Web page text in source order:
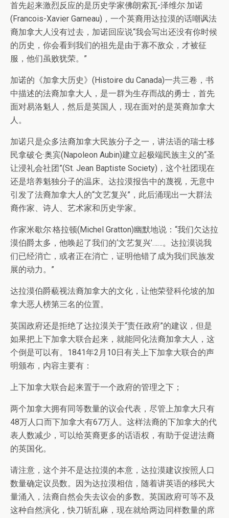
首先起来激烈反应的是历史学家佛朗索瓦-泽维尔·加诺
(Francois-Xavier Garneau)，一个英裔用达拉漠的话嘲讽法
裔加拿大人没有过去，加诺回应说“我会写出还没有你时候
的历史，你会看到我们的祖先是由于寡不敌众，才被征
服，他们虽败犹荣。”
加诺的《加拿大历史》(Histoire du Canada)一共三卷，书
中描述的法裔加拿大人，是一群为生存而战的勇士，首先
面对易洛魁人，然后是英国人，现在面对的是英裔加拿大
人。
加诺只是众多法裔加拿大民族分子之一，讲法语的瑞士移
民拿破仑·奥宾(Napoleon Aubin)建立起极端民族主义的“圣
让浸礼会社团”(St. Jean Baptiste Society)，这个社团现在
还是培养魁独分子的温床。达拉漠报告中的蔑视，无意中
引发了法裔加拿大人的“文艺复兴”，此后涌现出一大群法
裔作家、诗人、艺术家和历史学家。
作家米歇尔·格拉顿(Michel Gratton)幽默地说：“我们欠达拉
漠伯爵太多，他唤起了我们的‘文艺复兴’……。达拉漠说我
们已经消亡，或者正在消亡，证明他错了成为我们民族发
展的动力。”
达拉漠伯爵藐视法裔加拿大的文化，让他荣登科伦坡的加
拿大恶人榜第三名的位置。
英国政府还是拒绝了达拉漠关于“责任政府”的建议，但是
如果把上下加拿大联合起来，就能同化法裔加拿大人，这
个倒是可以有。1841年2月10日有关上下加拿大联合的声
明颁布，内容主要有：
上下加拿大联合起来置于一个政府的管理之下；
两个加拿大拥有同等数量的议会代表，尽管上加拿大只有
48万人口而下加拿大有67万人。这样法裔的下加拿大的代
表人数减少，可以给英裔更多的话语权，有助于促进法裔
的英国化。
请注意，这个并不是达拉漠的本意，达拉漠建议按照人口
数量确定议员数。因为达拉漠相信，随着讲英语的移民大
量涌入，法裔自然会失去议会的多数。英国政府可等不及
这种自然演化，快刀斩乱麻，现在就给两边同样数量的席